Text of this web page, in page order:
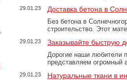
29.01.23 Доставка бетона в
Без бетона в
строительство. Этот
29.01.23 Заказывайте быструю
Дорогие наши любители
представляем огромный
29.01.23 Натуральные ткани в